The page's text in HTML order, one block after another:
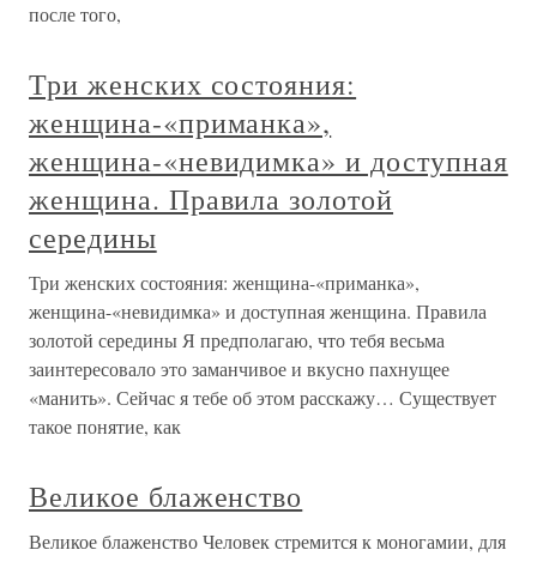
после того,
Три женских состояния:
женщина-«приманка»,
женщина-«невидимка» и доступная
женщина. Правила золотой
середины
Три женских состояния: женщина-«приманка»,
женщина-«невидимка» и доступная женщина. Правила
золотой середины Я предполагаю, что тебя весьма
заинтересовало это заманчивое и вкусно пахнущее
«манить». Сейчас я тебе об этом расскажу… Существует
такое понятие, как
Великое блаженство
Великое блаженство Человек стремится к моногамии, для